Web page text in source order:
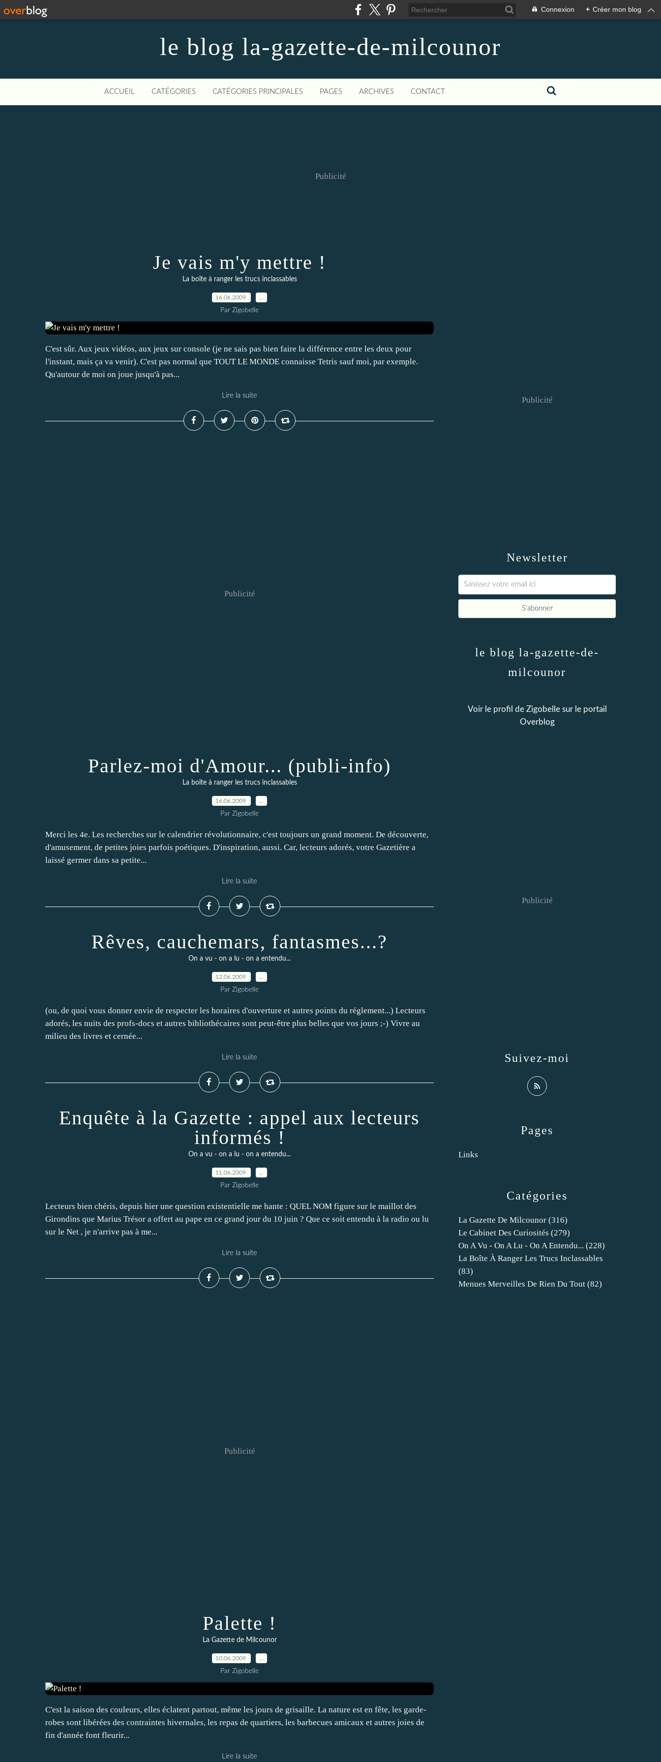
Connexion + Créer mon blog
le blog la-gazette-de-milcounor
ACCUEIL CATÉGORIES CATÉGORIES PRINCIPALES PAGES ARCHIVES CONTACT
Publicité
Je vais m'y mettre !
La boîte à ranger les trucs inclassables
16.06.2009
Par Zigobelle
C'est sûr. Aux jeux vidéos, aux jeux sur console (je ne sais pas bien faire la différence entre les deux pour
l'instant, mais ça va venir). C'est pas normal que TOUT LE MONDE connaisse Tetris sauf moi, par exemple.
Qu'autour de moi on joue jusqu'à pas...
Lire la suite
Publicité
Parlez-moi d'Amour... (publi-info)
La boîte à ranger les trucs inclassables
16.06.2009
Par Zigobelle
Merci les 4e. Les recherches sur le calendrier révolutionnaire, c'est toujours un grand moment. De découverte,
d'amusement, de petites joies parfois poétiques. D'inspiration, aussi. Car, lecteurs adorés, votre Gazetière a
laissé germer dans sa petite...
Lire la suite
Rêves, cauchemars, fantasmes...?
On a vu - on a lu - on a entendu...
12.06.2009
Par Zigobelle
(ou, de quoi vous donner envie de respecter les horaires d'ouverture et autres points du réglement...) Lecteurs
adorés, les nuits des profs-docs et autres bibliothécaires sont peut-être plus belles que vos jours ;-) Vivre au
milieu des livres et cernée...
Lire la suite
Enquête à la Gazette : appel aux lecteurs
informés !
On a vu - on a lu - on a entendu...
11.06.2009
Par Zigobelle
Lecteurs bien chéris, depuis hier une question existentielle me hante : QUEL NOM figure sur le maillot des
Girondins que Marius Trésor a offert au pape en ce grand jour du 10 juin ? Que ce soit entendu à la radio ou lu
sur le Net , je n'arrive pas à me...
Lire la suite
Publicité
Palette !
La Gazette de Milcounor
10.06.2009
Par Zigobelle
C'est la saison des couleurs, elles éclatent partout, même les jours de grisaille. La nature est en fête, les garde-
robes sont libérées des contraintes hivernales, les repas de quartiers, les barbecues amicaux et autres joies de
fin d'année font fleurir...
Lire la suite
Newsletter
Publicité
Catégories
La Gazette De Milcounor (316)
Le Cabinet Des Curiosités (279)
On A Vu - On A Lu - On A Entendu... (228)
La Boîte À Ranger Les Trucs Inclassables
(83)
Menues Merveilles De Rien Du Tout (82)
Pages
Links
le blog la-gazette-de-
milcounor
Voir le profil de Zigobellesur le portail
Overblog
Suivez-moi
Publicité